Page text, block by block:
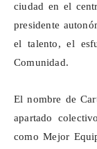
ciudad en el
presidente
el talento, el
Comunidad.
El nombre de
apartado
como Mejor